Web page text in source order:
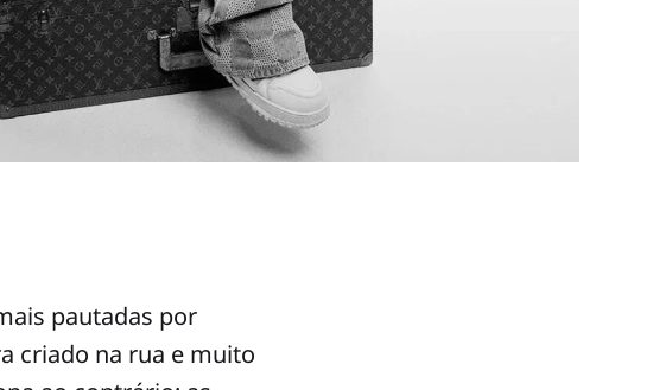
pautadas por
criado na rua e muito